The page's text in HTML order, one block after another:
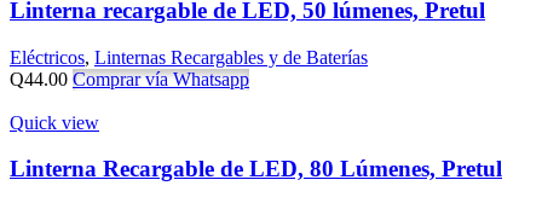
Linterna recargable de LED, 50 lúmenes, Pretul
Eléctricos, Linternas Recargables y de Baterías
Q44.00 Comprar vía Whatsapp
Quick view
Linterna Recargable de LED, 80 Lúmenes, Pretul